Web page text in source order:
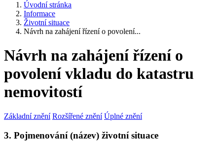
Úvodní stránka
Informace
Životní situace
Návrh na zahájení řízení o povolení...
Návrh na zahájení řízení o
povolení vkladu do katastru
nemovitostí
Základní znění Rozšířené znění Úplné znění
3. Pojmenování (název) životní situace